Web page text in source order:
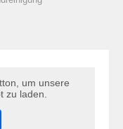
um unsere
zu laden.